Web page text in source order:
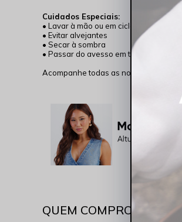
Cuidados Especiais:
• Lavar à mão ou em ciclo delicado
• Evitar alvejantes
• Secar à sombra
• Passar do avesso em temperatura
Acompanhe todas as novidades e
QUEM COMPROU VIU